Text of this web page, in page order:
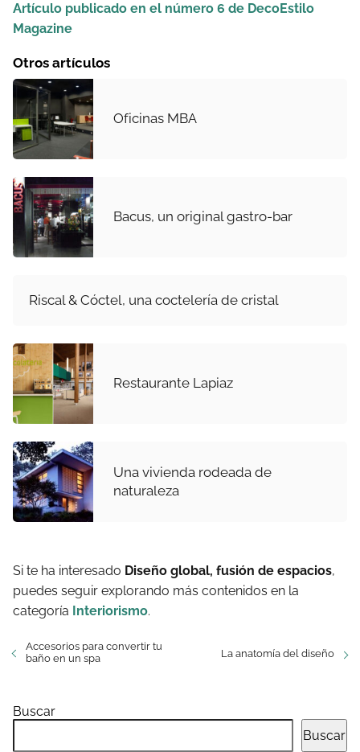
Artículo publicado en el número 6 de DecoEstilo
Magazine
Otros artículos
Oficinas MBA
Bacus, un original gastro-bar
Riscal & Cóctel, una coctelería de cristal
Restaurante Lapiaz
Una vivienda rodeada de
naturaleza
Si te ha interesado Diseño global, fusión de espacios,
puedes seguir explorando más contenidos en la
categoría Interiorismo.
Accesorios para convertir tu
baño en un spa
La anatomía del diseño
Buscar
Buscar